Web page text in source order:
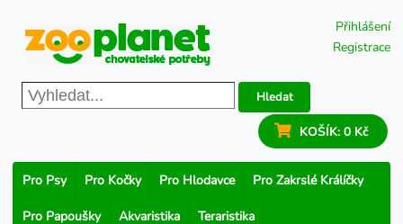
Přihlášení
Registrace
Hledat
KOŠÍK: 0 Kč
Pro Psy Pro Kočky Pro Hlodavce Pro Zakrslé Králíčky
Pro Papoušky Akvaristika Teraristika